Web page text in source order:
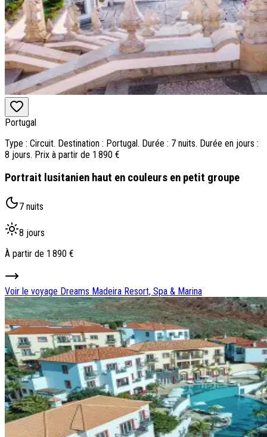
Portugal
Type : Circuit. Destination : Portugal. Durée : 7 nuits. Durée en jours :
8 jours. Prix à partir de 1 890 €
Portrait lusitanien haut en couleurs en petit groupe
7 nuits
8 jours
À partir de 1 890 €
Voir le voyage Dreams Madeira Resort, Spa & Marina